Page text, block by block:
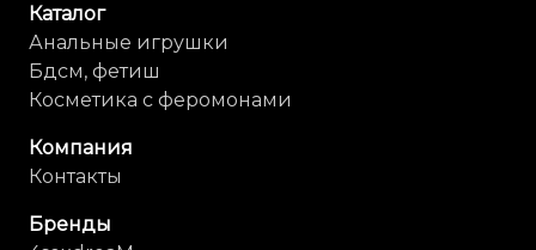
Каталог
Анальные игрушки
Бдсм, фетиш
Косметика с феромонами
Компания
Контакты
Бренды